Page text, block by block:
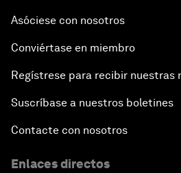
Asóciese con nosotros
Conviértase en miembro
Regístrese para recibir nuestras
Suscríbase a nuestros boletines
Contacte con nosotros
Enlaces directos